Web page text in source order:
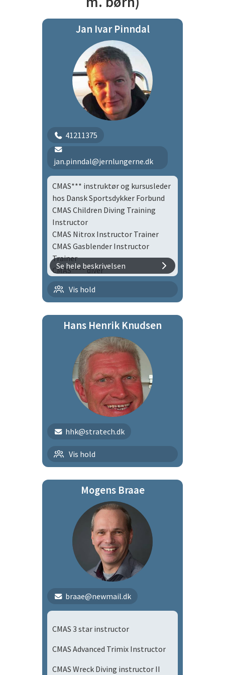
Sportsdykker Forbund siden 1995
Kursusleder ved Dansk
Sportsdykker Forbund siden 2001
Medforfatter af
“Nitroxhåndbogen” version 1, år
Kursusudvikler på Basic Nitrox,
Advanced Nitrox, Gasblender &
Service Technician, Normoxic
Trimix, Advanced Trimix foruden
Vrag II
Jan Ivar Pinndal
41211375
jan.pinndal@jernlungerne.dk
CMAS*** instruktør og kursusleder
hos Dansk Sportsdykker Forbund
CMAS Children Diving Training
Instructor
CMAS Nitrox Instructor Trainer
CMAS Gasblender Instructor
Trainer
CMAS**** diver
Se hele beskrivelsen
Vis hold
Flaskedykning med børn |
flbø
Tirsdagsholdet
Hans Henrik Knudsen
hhk@stratech.dk
Vis hold
Tirsdagsholdet
Mogens Braae
braae@newmail.dk
CMAS 3 star instructor
CMAS Advanced Trimix Instructor
CMAS Wreck Diving instructor II